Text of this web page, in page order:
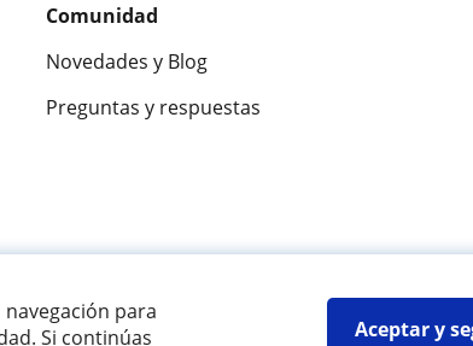
para
Si continúas
Aceptar y
Comunidad
Novedades y Blog
Preguntas y respuestas